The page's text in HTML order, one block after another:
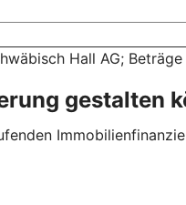
Hall AG;
gestalten